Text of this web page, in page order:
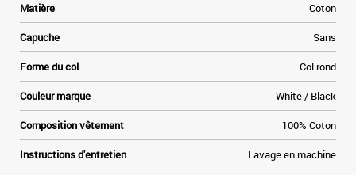
Matière Coton
Capuche Sans
Forme du col Col rond
Couleur marque White / Black
Composition vêtement 100% Coton
Instructions d'entretien Lavage en machine